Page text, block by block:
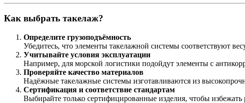
Как выбрать такелаж?
Определите грузоподъёмность
Убедитесь, что элементы такелажной системы соответствуют
Учитывайте условия эксплуатации
Например, для морской логистики подойдут элементы с
Проверяйте качество материалов
Надёжные такелажные системы изготавливаются из
Сертификация и соответствие стандартам
Выбирайте только сертифицированные изделия, чтобы